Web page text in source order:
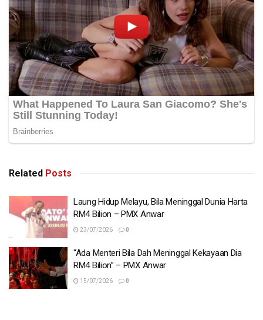
Tags: meninggal dunia
Related Posts
Laung Hidup Melayu, Bila Meninggal Dunia Harta
RM4 Bilion – PMX Anwar
23/07/2026 0
“Ada Menteri Bila Dah Meninggal Kekayaan Dia
RM4 Bilion” – PMX Anwar
15/07/2026 0